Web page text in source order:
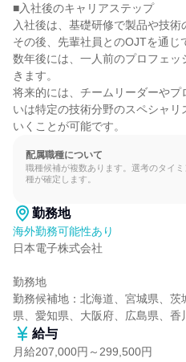
■入社後のキャリアステップ
入社後は、基礎研修で製品や技術
その後、先輩社員とのOJTを通じ
数年後には、一人前のプロフェ
きます。
将来的には、チームリーダーや
いは特定の技術分野のスペシャ
いくことが可能です。
配属職種について
職種候補が複数あります。選考のタイ
種が確定します。
勤務地
海外勤務可能性あり
日本電子株式会社
勤務地
勤務候補地：北海道、宮城県、茨
県、愛知県、大阪府、広島県、香
給与
月給207,000円～299,500円